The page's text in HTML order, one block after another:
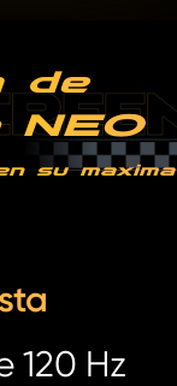
de
NEO
su máxima
120 Hz